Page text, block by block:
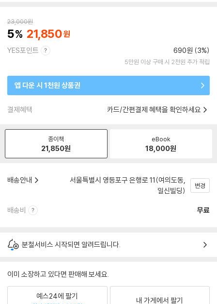
23,000원
5 21,850
YES포인트 690원 (3%)
5만원 이상 구매 시 2천원 추가 적립
앱 다운 시 1천원 상품권
결제혜택 카드/간편결제 혜택을 확인하세요
종이책
21,850원
eBook
18,000원
배송안내
서울특별시 영등포구 은행로 11(여의도동,
일신빌딩)
변경
배송비 무료
분철서비스 시작되면 알려드립니다.
이미 소장하고 있다면 판매해 보세요.
예스24에 팔기 내 가게에서 팔기